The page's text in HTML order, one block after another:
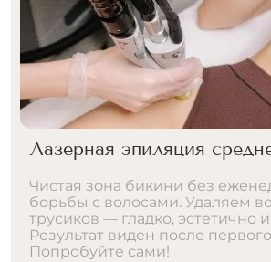
Лазерная эпиляция
Абсолютная чистота в самой
зоне. Полное удаление волос
перианальной областью —
гладкость без раздражения и
волосков. Ждем вас в Nagollo!